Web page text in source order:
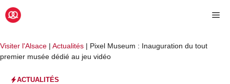
Aller
au
Visiter l'Alsace | Actualités | Pixel Museum : Inauguration du tout
premier musée dédié au jeu vidéo
ACTUALITÉS